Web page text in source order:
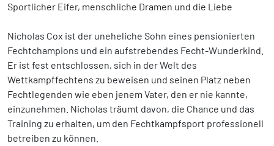
Sportlicher Eifer, menschliche Dramen und die Liebe
Nicholas Cox ist der uneheliche Sohn eines pensionierten
Fechtchampions und ein aufstrebendes Fecht-Wunderkind.
Er ist fest entschlossen, sich in der Welt des
Wettkampffechtens zu beweisen und seinen Platz neben
Fechtlegenden wie eben jenem Vater, den er nie kannte,
einzunehmen. Nicholas träumt davon, die Chance und das
Training zu erhalten, um den Fechtkampfsport professionell
betreiben zu können.